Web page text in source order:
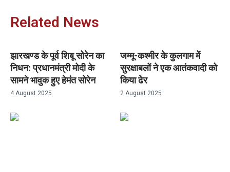
Related News
झारखण्ड के पूर्व शिबू सोरेन का
निधन: प्रधानमंत्री मोदी के
सामने भावुक हुए हेमंत सोरेन
4 August 2025
जम्मू-कश्मीर के कुलगाम में
सुरक्षाबलों ने एक आतंकवादी को
किया ढेर
2 August 2025